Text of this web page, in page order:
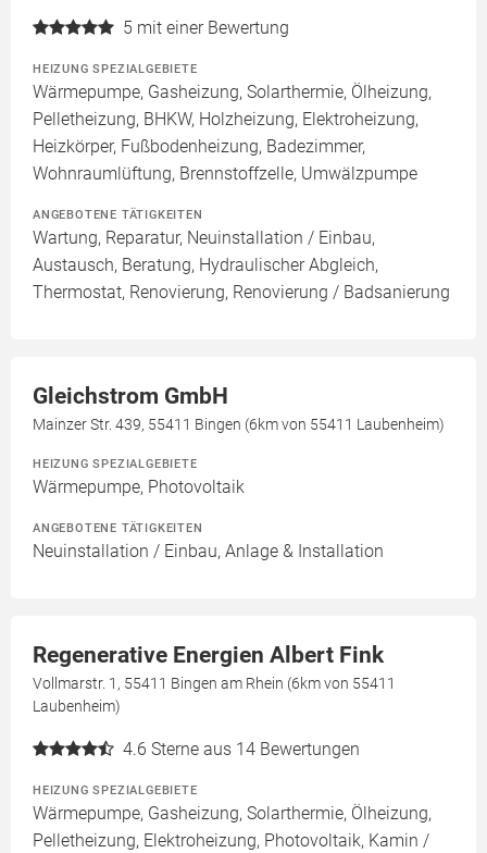
5 mit einer Bewertung
HEIZUNG SPEZIALGEBIETE
Wärmepumpe, Gasheizung, Solarthermie, Ölheizung,
Pelletheizung, BHKW, Holzheizung, Elektroheizung,
Heizkörper, Fußbodenheizung, Badezimmer,
Wohnraumlüftung, Brennstoffzelle, Umwälzpumpe
ANGEBOTENE TÄTIGKEITEN
Wartung, Reparatur, Neuinstallation / Einbau,
Austausch, Beratung, Hydraulischer Abgleich,
Thermostat, Renovierung, Renovierung / Badsanierung
Gleichstrom GmbH
Mainzer Str. 439, 55411 Bingen (6km von 55411 Laubenheim)
HEIZUNG SPEZIALGEBIETE
Wärmepumpe, Photovoltaik
ANGEBOTENE TÄTIGKEITEN
Neuinstallation / Einbau, Anlage & Installation
Regenerative Energien Albert Fink
Vollmarstr. 1, 55411 Bingen am Rhein (6km von 55411
Laubenheim)
4.6 Sterne aus 14 Bewertungen
HEIZUNG SPEZIALGEBIETE
Wärmepumpe, Gasheizung, Solarthermie, Ölheizung,
Pelletheizung, Elektroheizung, Photovoltaik, Kamin /